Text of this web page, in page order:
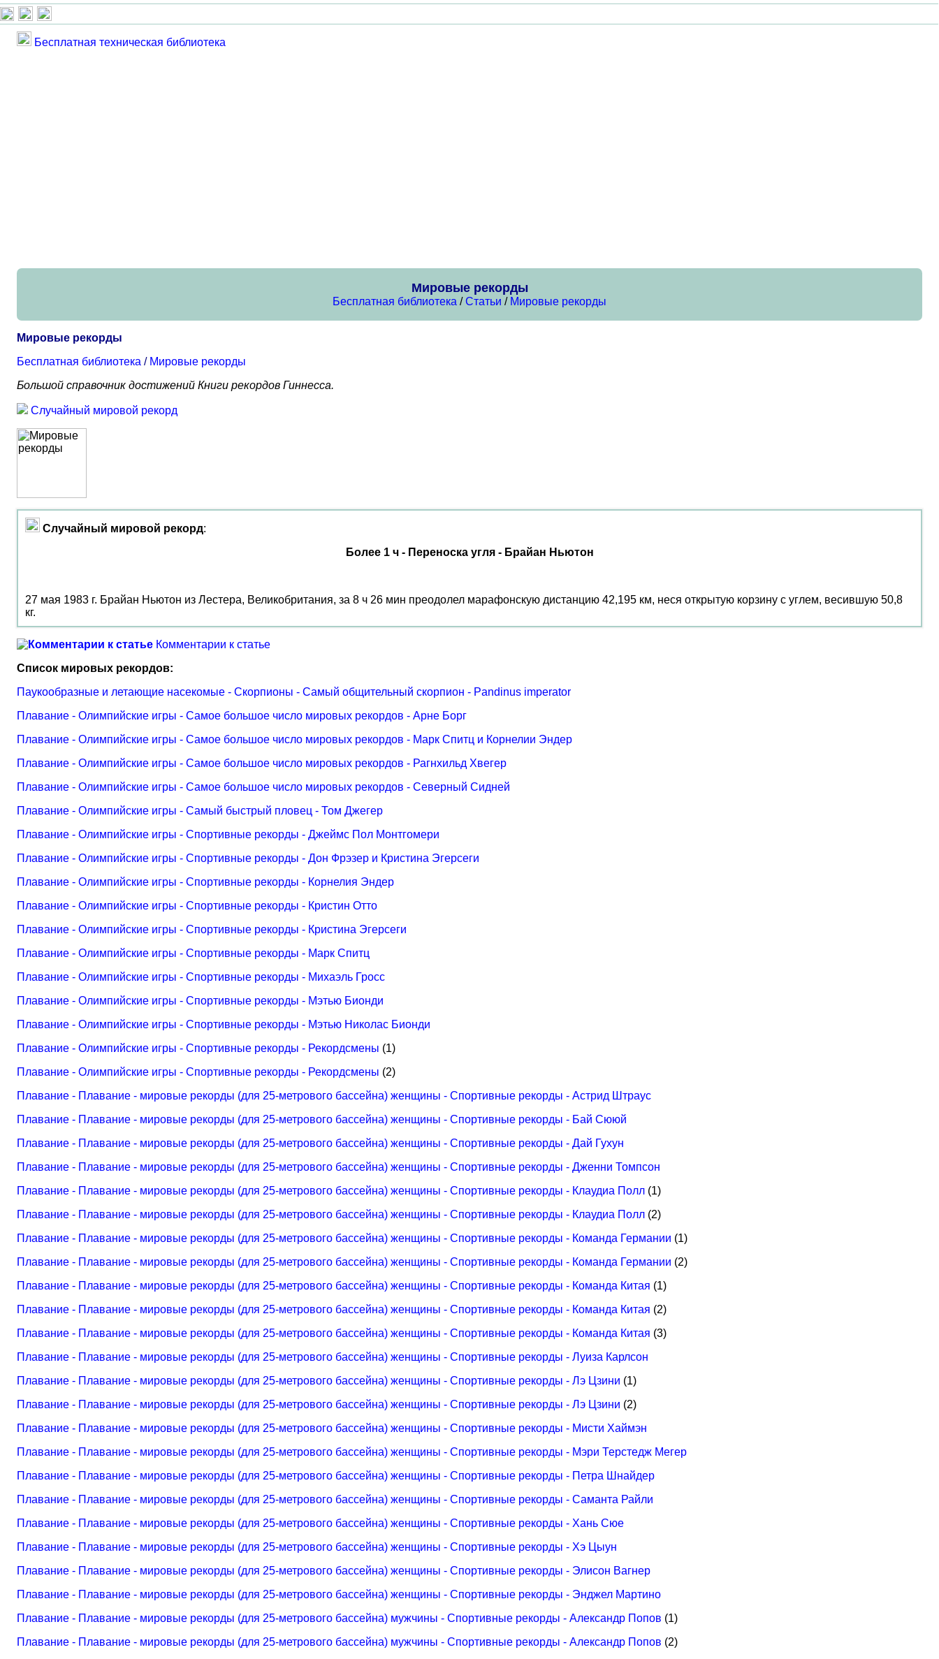
Бесплатная техническая библиотека
Мировые рекорды
Бесплатная библиотека /Статьи / Мировые рекорды
Мировые рекорды
Бесплатная библиотека / Мировые рекорды
Большой справочник достижений Книги рекордов Гиннесса.
Случайный мировой рекорд
Случайный мировой рекорд:
Более 1 ч - Переноска угля - Брайан Ньютон
27 мая 1983 г. Брайан Ньютон из Лестера, Великобритания, за 8 ч 26 мин преодолел марафонскую дистанцию 42,195 км, неся открытую корзину с углем, весившую 50,8
кг.
Комментарии к статье
Список мировых рекордов:
Паукообразные и летающие насекомые - Скорпионы - Самый общительный скорпион - Pandinus imperator
Плавание - Олимпийские игры - Самое большое число мировых рекордов - Арне Борг
Плавание - Олимпийские игры - Самое большое число мировых рекордов - Марк Спитц и Корнелии Эндер
Плавание - Олимпийские игры - Самое большое число мировых рекордов - Рагнхильд Хвегер
Плавание - Олимпийские игры - Самое большое число мировых рекордов - Северный Сидней
Плавание - Олимпийские игры - Самый быстрый пловец - Том Джегер
Плавание - Олимпийские игры - Спортивные рекорды - Джеймс Пол Монтгомери
Плавание - Олимпийские игры - Спортивные рекорды - Дон Фрэзер и Кристина Эгерсеги
Плавание - Олимпийские игры - Спортивные рекорды - Корнелия Эндер
Плавание - Олимпийские игры - Спортивные рекорды - Кристин Отто
Плавание - Олимпийские игры - Спортивные рекорды - Кристина Эгерсеги
Плавание - Олимпийские игры - Спортивные рекорды - Марк Спитц
Плавание - Олимпийские игры - Спортивные рекорды - Михаэль Гросс
Плавание - Олимпийские игры - Спортивные рекорды - Мэтью Бионди
Плавание - Олимпийские игры - Спортивные рекорды - Мэтью Николас Бионди
Плавание - Олимпийские игры - Спортивные рекорды - Рекордсмены (1)
Плавание - Олимпийские игры - Спортивные рекорды - Рекордсмены (2)
Плавание - Плавание - мировые рекорды (для 25-метрового бассейна) женщины - Спортивные рекорды - Астрид Штраус
Плавание - Плавание - мировые рекорды (для 25-метрового бассейна) женщины - Спортивные рекорды - Бай Сююй
Плавание - Плавание - мировые рекорды (для 25-метрового бассейна) женщины - Спортивные рекорды - Дай Гухун
Плавание - Плавание - мировые рекорды (для 25-метрового бассейна) женщины - Спортивные рекорды - Дженни Томпсон
Плавание - Плавание - мировые рекорды (для 25-метрового бассейна) женщины - Спортивные рекорды - Клаудиа Полл (1)
Плавание - Плавание - мировые рекорды (для 25-метрового бассейна) женщины - Спортивные рекорды - Клаудиа Полл (2)
Плавание - Плавание - мировые рекорды (для 25-метрового бассейна) женщины - Спортивные рекорды - Команда Германии (1)
Плавание - Плавание - мировые рекорды (для 25-метрового бассейна) женщины - Спортивные рекорды - Команда Германии (2)
Плавание - Плавание - мировые рекорды (для 25-метрового бассейна) женщины - Спортивные рекорды - Команда Китая (1)
Плавание - Плавание - мировые рекорды (для 25-метрового бассейна) женщины - Спортивные рекорды - Команда Китая (2)
Плавание - Плавание - мировые рекорды (для 25-метрового бассейна) женщины - Спортивные рекорды - Команда Китая (3)
Плавание - Плавание - мировые рекорды (для 25-метрового бассейна) женщины - Спортивные рекорды - Луиза Карлсон
Плавание - Плавание - мировые рекорды (для 25-метрового бассейна) женщины - Спортивные рекорды - Лэ Цзини (1)
Плавание - Плавание - мировые рекорды (для 25-метрового бассейна) женщины - Спортивные рекорды - Лэ Цзини (2)
Плавание - Плавание - мировые рекорды (для 25-метрового бассейна) женщины - Спортивные рекорды - Мисти Хаймэн
Плавание - Плавание - мировые рекорды (для 25-метрового бассейна) женщины - Спортивные рекорды - Мэри Терстедж Мегер
Плавание - Плавание - мировые рекорды (для 25-метрового бассейна) женщины - Спортивные рекорды - Петра Шнайдер
Плавание - Плавание - мировые рекорды (для 25-метрового бассейна) женщины - Спортивные рекорды - Саманта Райли
Плавание - Плавание - мировые рекорды (для 25-метрового бассейна) женщины - Спортивные рекорды - Хань Сюе
Плавание - Плавание - мировые рекорды (для 25-метрового бассейна) женщины - Спортивные рекорды - Хэ Цыун
Плавание - Плавание - мировые рекорды (для 25-метрового бассейна) женщины - Спортивные рекорды - Элисон Вагнер
Плавание - Плавание - мировые рекорды (для 25-метрового бассейна) женщины - Спортивные рекорды - Энджел Мартино
Плавание - Плавание - мировые рекорды (для 25-метрового бассейна) мужчины - Спортивные рекорды - Александр Попов (1)
Плавание - Плавание - мировые рекорды (для 25-метрового бассейна) мужчины - Спортивные рекорды - Александр Попов (2)